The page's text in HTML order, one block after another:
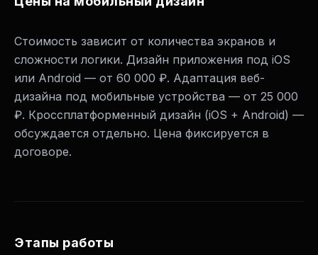
Стоимость зависит от количества экранов и
сложности логики. Дизайн приложения под iOS
или Android — от 60 000 ₽. Адаптация веб-
дизайна под мобильные устройства — от 25 000
₽. Кроссплатформенный дизайн (iOS + Android) —
обсуждается отдельно. Цена фиксируется в
договоре.
Этапы работы